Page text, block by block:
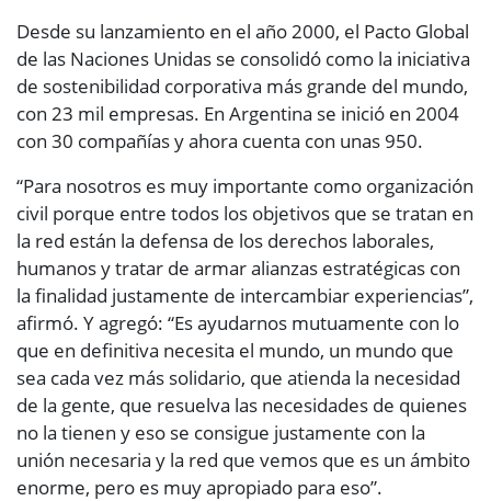
Desde su lanzamiento en el año 2000, el Pacto Global
de las Naciones Unidas se consolidó como la iniciativa
de sostenibilidad corporativa más grande del mundo,
con 23 mil empresas. En Argentina se inició en 2004
con 30 compañías y ahora cuenta con unas 950.
“Para nosotros es muy importante como organización
civil porque entre todos los objetivos que se tratan en
la red están la defensa de los derechos laborales,
humanos y tratar de armar alianzas estratégicas con
la finalidad justamente de intercambiar experiencias”,
afirmó. Y agregó: “Es ayudarnos mutuamente con lo
que en definitiva necesita el mundo, un mundo que
sea cada vez más solidario, que atienda la necesidad
de la gente, que resuelva las necesidades de quienes
no la tienen y eso se consigue justamente con la
unión necesaria y la red que vemos que es un ámbito
enorme, pero es muy apropiado para eso”.